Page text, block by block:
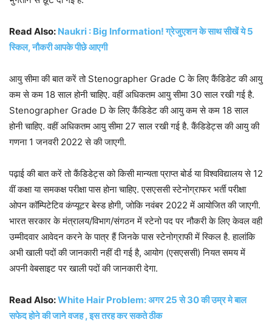
Read Also: Naukri : Big Information! ग्रेजुएशन के साथ सीखें ये 5
स्किल, नौकरी आपके पीछे आएगी
आयु सीमा की बात करें तो Stenographer Grade C के लिए कैंडिडेट की आयु
कम से कम 18 साल होनी चाहिए. वहीं अधिकतम आयु सीमा 30 साल रखी गई है.
Stenographer Grade D के लिए कैंडिडेट की आयु कम से कम 18 साल
होनी चाहिए. वहीं अधिकतम आयु सीमा 27 साल रखी गई है. कैंडिडेट्स की आयु की
गणना 1 जनवरी 2022 से की जाएगी.
पढ़ाई की बात करें तो कैंडिडेट्स को किसी मान्यता प्राप्त बोर्ड या विश्वविद्यालय से 12
वीं कक्षा या समकक्ष परीक्षा पास होना चाहिए. एसएससी स्टेनोग्राफर भर्ती परीक्षा
ओपन कॉम्पिटेटिव कंप्यूटर बेस्ड होगी, जोकि नवंबर 2022 में आयोजित की जाएगी.
भारत सरकार के मंत्रालय/विभाग/संगठन में स्टेनो पद पर नौकरी के लिए केवल वही
उम्मीदवार आवेदन करने के पात्र हैं जिनके पास स्टेनोग्राफी में स्किल है. हालांकि
अभी खाली पदों की जानकारी नहीं दी गई है, आयोग (एसएससी) नियत समय में
अपनी वेबसाइट पर खाली पदों की जानकारी देगा.
Read Also:White Hair Problem: अगर 25 से 30 की उम्र मे बाल
सफेद होने की जाने वजह , इस तरह कर सकते ठीक